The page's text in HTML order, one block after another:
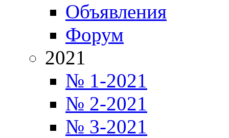
Объявления
Форум
2021
№ 1-2021
№ 2-2021
№ 3-2021